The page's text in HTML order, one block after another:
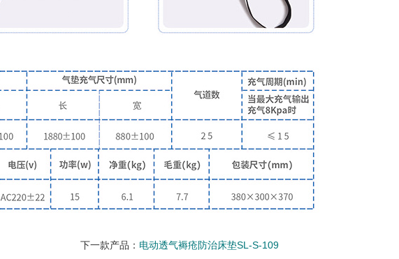
下一款产品： 电动透气褥疮防治床垫SL-S-109